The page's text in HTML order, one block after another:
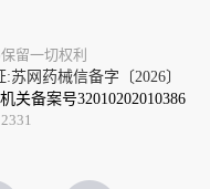
留一切权利
网药械信备字〔2026〕
关备案号32010202010386